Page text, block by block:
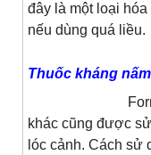
đây là một loại
nếu dùng quá liều.
Thuốc kháng
Formalin là
khác cũng được
lóc cảnh. Cách